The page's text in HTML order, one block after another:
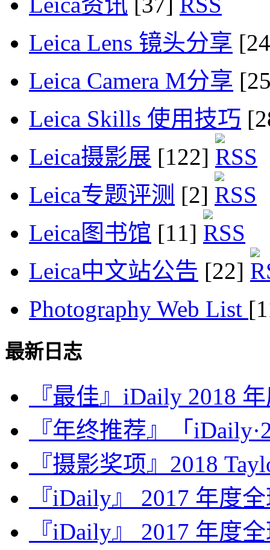
Leica Lens 镜头分享
Leica Camera M分享
Leica Skills 使用技巧
Leica摄影展 [122]
Leica专题评测 [2]
Leica图书馆 [11]
Leica中文站公告 [22]
Photography Web List
最新日志
『最佳』iDaily 2018
『年终推荐』「
『摄影奖项』2018
『iDaily』 2017 年度
『iDaily』 2017 年度